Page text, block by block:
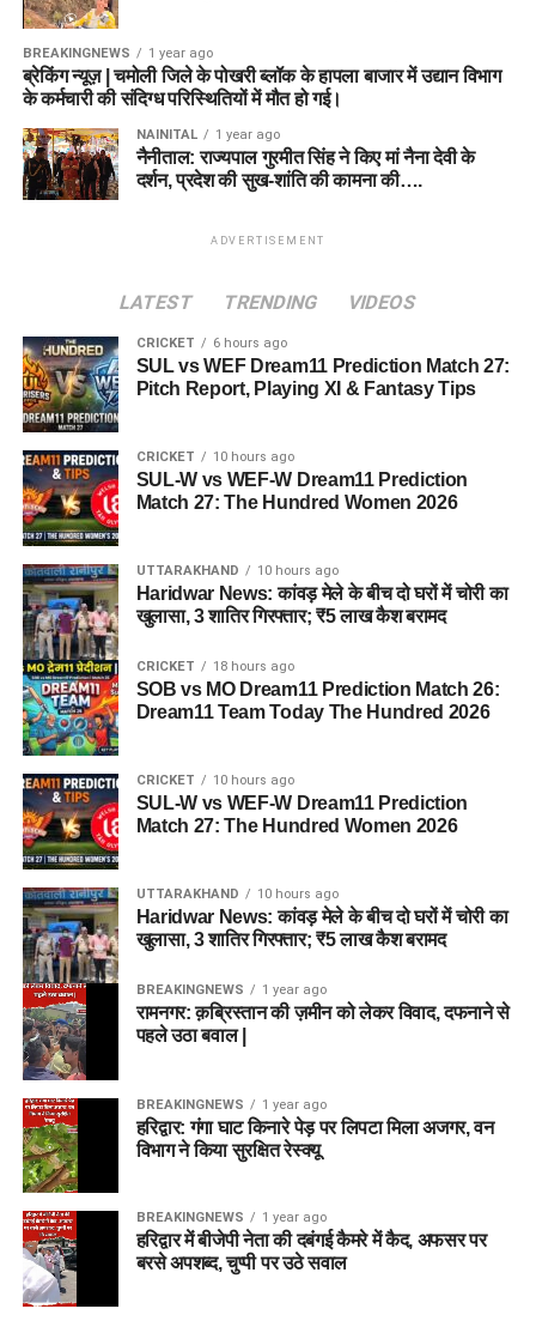
BREAKINGNEWS 1 year ago
ब्रेकिंग न्यूज़ | चमोली जिले के पोखरी ब्लॉक के हापला बाजार में उद्यान विभाग
के कर्मचारी की संदिग्ध परिस्थितियों में मौत हो गई।
NAINITAL 1 year ago
नैनीताल: राज्यपाल गुरमीत सिंह ने किए मां नैना देवी के
दर्शन, प्रदेश की सुख-शांति की कामना की….
ADVERTISEMENT
LATEST TRENDING VIDEOS
CRICKET 6 hours ago
SUL vs WEF Dream11 Prediction Match 27:
Pitch Report, Playing XI & Fantasy Tips
CRICKET 10 hours ago
SUL-W vs WEF-W Dream11 Prediction
Match 27: The Hundred Women 2026
UTTARAKHAND 10 hours ago
Haridwar News: कांवड़ मेले के बीच दो घरों में चोरी का
खुलासा, 3 शातिर गिरफ्तार; ₹5 लाख कैश बरामद
CRICKET 18 hours ago
SOB vs MO Dream11 Prediction Match 26:
Dream11 Team Today The Hundred 2026
CRICKET 10 hours ago
SUL-W vs WEF-W Dream11 Prediction
Match 27: The Hundred Women 2026
UTTARAKHAND 10 hours ago
Haridwar News: कांवड़ मेले के बीच दो घरों में चोरी का
खुलासा, 3 शातिर गिरफ्तार; ₹5 लाख कैश बरामद
BREAKINGNEWS 1 year ago
रामनगर: क़ब्रिस्तान की ज़मीन को लेकर विवाद, दफनाने से
पहले उठा बवाल |
BREAKINGNEWS 1 year ago
हरिद्वार: गंगा घाट किनारे पेड़ पर लिपटा मिला अजगर, वन
विभाग ने किया सुरक्षित रेस्क्यू
BREAKINGNEWS 1 year ago
हरिद्वार में बीजेपी नेता की दबंगई कैमरे में कैद, अफसर पर
बरसे अपशब्द, चुप्पी पर उठे सवाल